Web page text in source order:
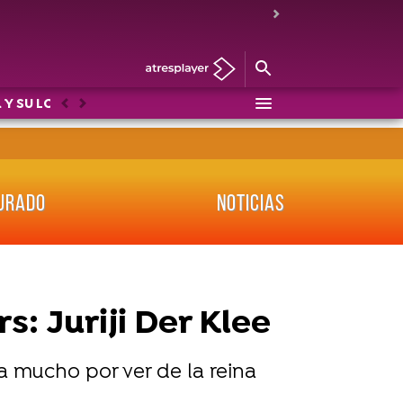
SU LOCO MUNDO LOS PROTEGIDOS:
AnteriorSiguiente
NOTICIAS
Juriji Der Klee
mucho por ver de la reina